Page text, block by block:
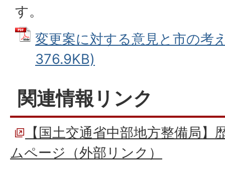
す。
変更案に対する意見と市の考
376.9KB)
関連情報リンク
【国土交通省中部地方整備局
ムページ（外部リンク）